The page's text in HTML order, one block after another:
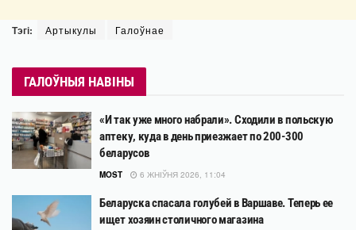
Тэгі: Артыкулы Галоўнае
ГАЛОЎНЫЯ НАВІНЫ
«И так уже много набрали». Сходили в польскую
аптеку, куда в день приезжает по 200-300
беларусов
MOST 6 ЖНІЎНЯ 2026, 11:04
Беларуска спасала голубей в Варшаве. Теперь ее
ищет хозяин столичного магазина